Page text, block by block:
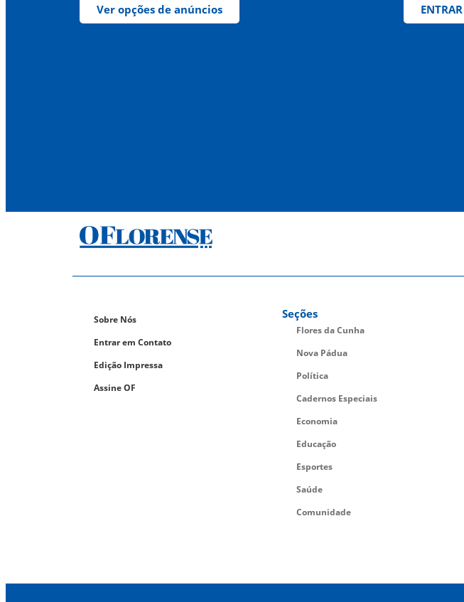
Ver opções de anúncios ENTRAR
Sobre Nós
Entrar em Contato
Edição Impressa
Assine OF
Seções
Flores da Cunha
Nova Pádua
Política
Cadernos Especiais
Economia
Educação
Esportes
Saúde
Comunidade